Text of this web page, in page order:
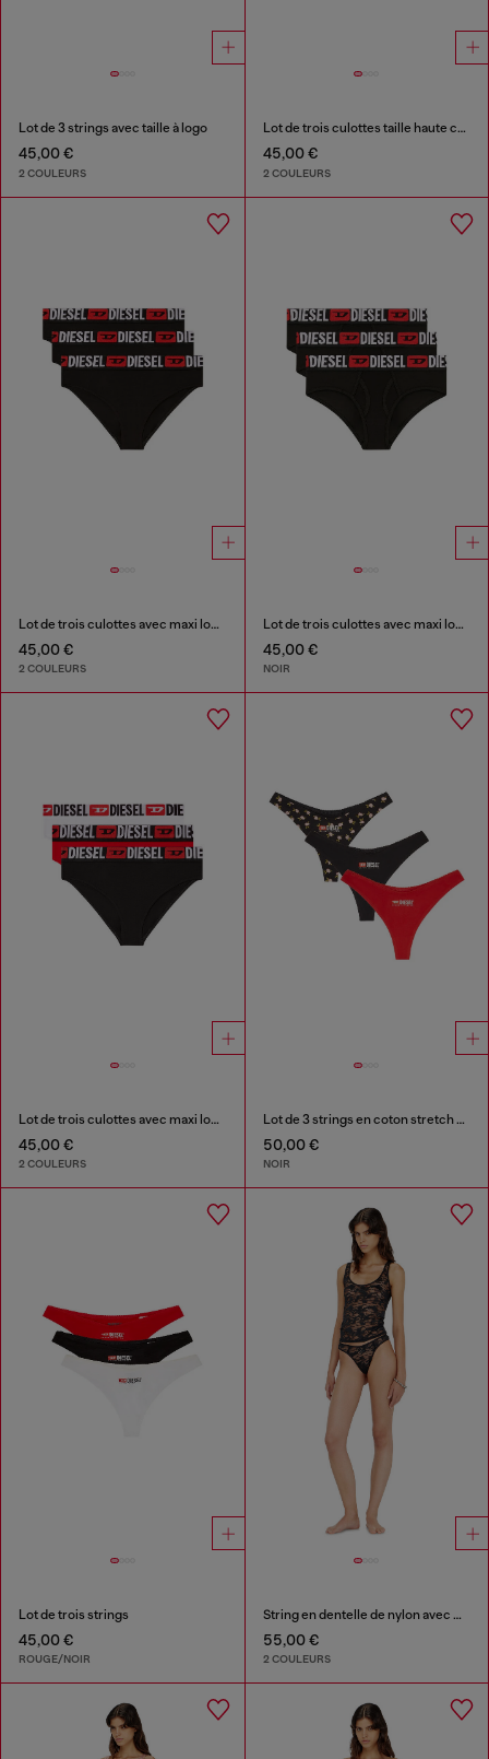
Lot de 3 strings avec taille à logo
45,00 €
2 COULEURS
Lot de trois culottes taille haute côtelées
45,00 €
2 COULEURS
Lot de trois culottes avec maxi logo à la taille
45,00 €
2 COULEURS
Lot de trois culottes avec maxi logo à la taille
45,00 €
NOIR
Lot de trois culottes avec maxi logo à la taille
45,00 €
2 COULEURS
Lot de 3 strings en coton stretch à motif fleuri
50,00 €
NOIR
Lot de trois strings
45,00 €
ROUGE/NOIR
String en dentelle de nylon avec Oval D
55,00 €
2 COULEURS